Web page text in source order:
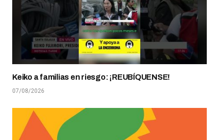
Keiko a familias en riesgo: ¡REUBÍQUENSE!
07/08/2026